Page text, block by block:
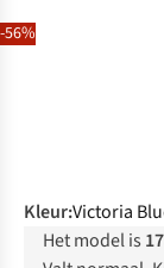
-56%
Kleur:Victoria
Het model is